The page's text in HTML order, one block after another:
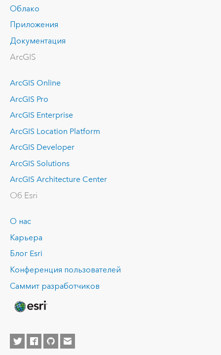
Облако
Приложения
Документация
ArcGIS
ArcGIS Online
ArcGIS Pro
ArcGIS Enterprise
ArcGIS Location Platform
ArcGIS Developer
ArcGIS Solutions
ArcGIS Architecture Center
Об Esri
О нас
Карьера
Блог Esri
Конференция пользователей
Саммит разработчиков